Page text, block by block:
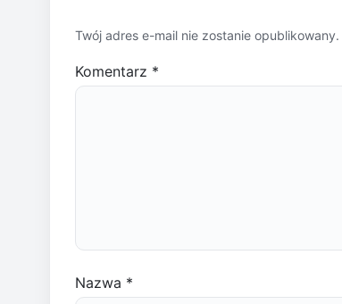
Twój adres e-mail nie zostanie opublikowany.
Komentarz *
Nazwa *